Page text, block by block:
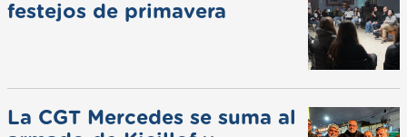
festejos de primavera
La CGT Mercedes se suma al